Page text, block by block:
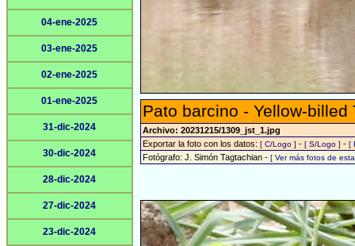
04-ene-2025
03-ene-2025
02-ene-2025
01-ene-2025
31-dic-2024
30-dic-2024
28-dic-2024
27-dic-2024
23-dic-2024
Pato barcino - Yellow-
Archivo: 20231215/1309_jst_1.jpg
Exportar la foto con los datos: [ C/Logo ] - [ S/Logo ] - [
Fotógrafo: J. Simón Tagtachian - [ Ver más fotos de